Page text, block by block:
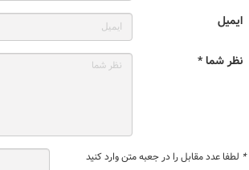
ایمیل
نظر شما *
* لطفا عدد مقابل را در جعبه متن وارد کنید